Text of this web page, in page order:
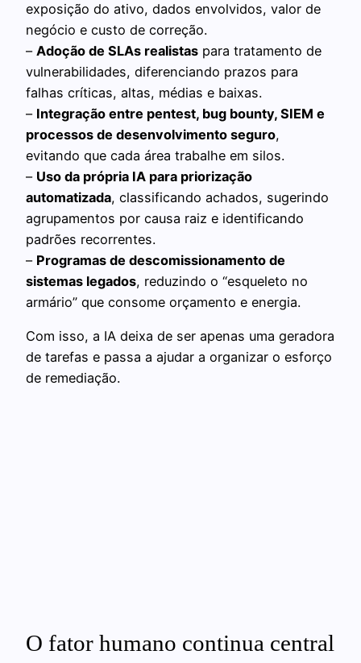
exposição do ativo, dados envolvidos, valor de
negócio e custo de correção.
– Adoção de SLAs realistas para tratamento de
vulnerabilidades, diferenciando prazos para
falhas críticas, altas, médias e baixas.
– Integração entre pentest, bug bounty, SIEM e
processos de desenvolvimento seguro,
evitando que cada área trabalhe em silos.
– Uso da própria IA para priorização
automatizada, classificando achados, sugerindo
agrupamentos por causa raiz e identificando
padrões recorrentes.
– Programas de descomissionamento de
sistemas legados, reduzindo o “esqueleto no
armário” que consome orçamento e energia.
Com isso, a IA deixa de ser apenas uma geradora
de tarefas e passa a ajudar a organizar o esforço
de remediação.
O fator humano continua central